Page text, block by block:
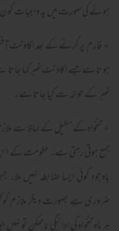
ہونے کی صورت میں یہ واجبات
٭ فارم پر کرنے کے بعد
ہوتا ہے جسے اکاؤنٹ نمبرکہا
نمبر کے حوالہ سے کیا جاتا ہے۔
٭ تنخواہ کے سکیل کے لہاظ سے
جمع ہوتی رہتی ہے۔ حکومت کے
باوجود کوئی ایسا ضابطہ نہیں
ضروری ہے بصورت دیگر ملازم
ہر ماہ تنخواہ کی ادائیگی ناممکن تو